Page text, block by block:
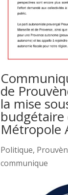
de
la mise
budgétaire
Métropole
Politique,
communique